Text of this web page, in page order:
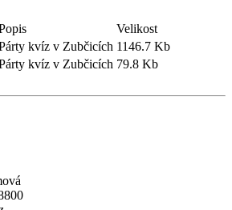
Velikost
kvíz v Zubčicích 1146.7 Kb
kvíz v Zubčicích 79.8 Kb